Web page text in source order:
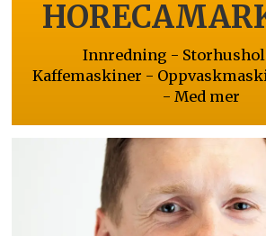
Innredning -
Kaffemaskiner -
- Med mer